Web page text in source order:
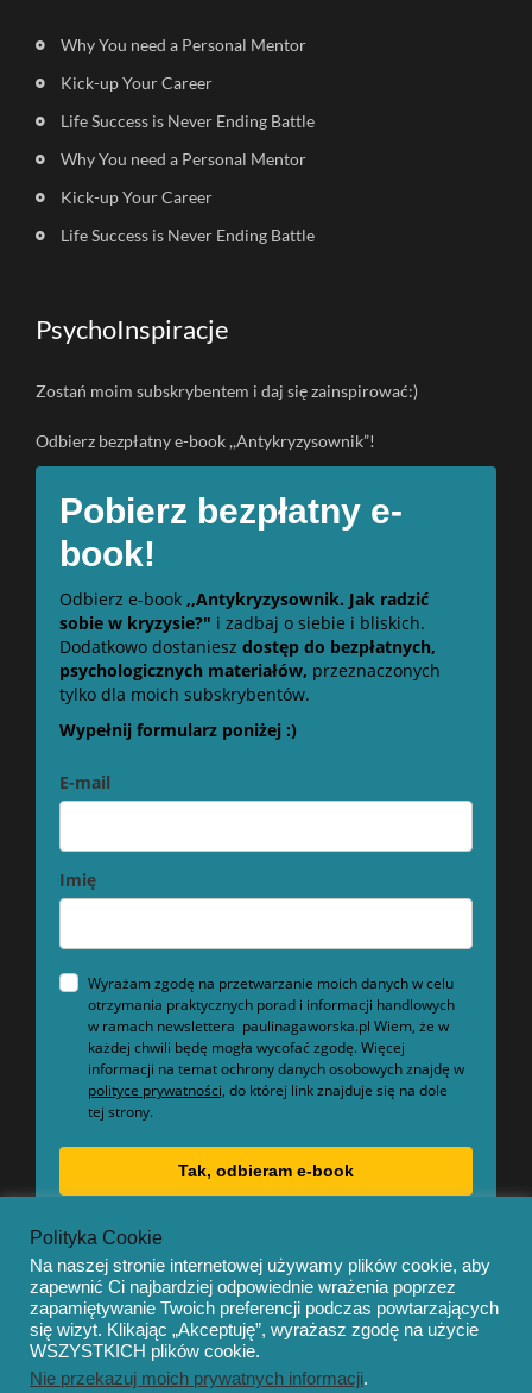
Why You need a Personal Mentor
Kick-up Your Career
Life Success is Never Ending Battle
Why You need a Personal Mentor
Kick-up Your Career
Life Success is Never Ending Battle
PsychoInspiracje
Zostań moim subskrybentem i daj się zainspirować:)
Odbierz bezpłatny e-book ,,Antykryzysownik”!
Pobierz bezpłatny e-
book!
Odbierz e-book ,,Antykryzysownik. Jak radzić
sobie w kryzysie?" i zadbaj o siebie i bliskich.
Dodatkowo dostaniesz dostęp do bezpłatnych,
psychologicznych materiałów, przeznaczonych
tylko dla moich subskrybentów.
Wypełnij formularz poniżej :)
E-mail
Imię
Wyrażam zgodę na przetwarzanie moich danych w celu
otrzymania praktycznych porad i informacji handlowych
w ramach newslettera paulinagaworska.pl Wiem, że w
każdej chwili będę mogła wycofać zgodę. Więcej
informacji na temat ochrony danych osobowych znajdę w
polityce prywatności, do której link znajduje się na dole
tej strony.
Tak, odbieram e-book
© Copyright 2020 – Mentor by OceanThemes
Polityka Cookie
Na naszej stronie internetowej używamy plików cookie, aby
zapewnić Ci najbardziej odpowiednie wrażenia poprzez
zapamiętywanie Twoich preferencji podczas powtarzających
się wizyt. Klikając „Akceptuję”, wyrażasz zgodę na użycie
WSZYSTKICH plików cookie.
Nie przekazuj moich prywatnych informacji.